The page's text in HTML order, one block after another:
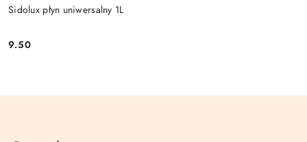
Sidolux płyn uniwersalny 1L
Cena:
9.50